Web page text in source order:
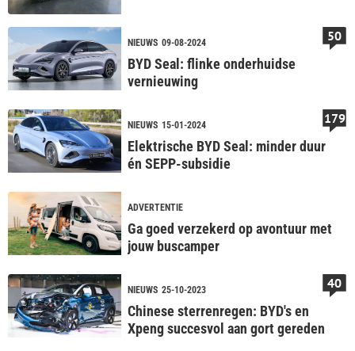
NIEUWS 09-08-2024
BYD Seal: flinke onderhuidse
vernieuwing
50
NIEUWS 15-01-2024
Elektrische BYD Seal: minder duur
én SEPP-subsidie
179
ADVERTENTIE
Ga goed verzekerd op avontuur met
jouw buscamper
NIEUWS 25-10-2023
Chinese sterrenregen: BYD's en
Xpeng succesvol aan gort gereden
40